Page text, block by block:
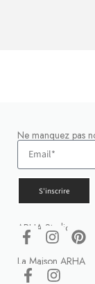
Ne manquez pas
S'inscrire
ARHA Studio
La Maison ARHA